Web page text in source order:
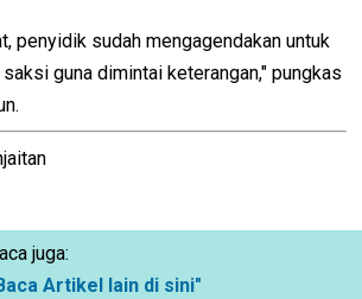
penyidik sudah mengagendakan untuk
guna dimintai keterangan," pungkas
juga:
Artikel lain di sini"